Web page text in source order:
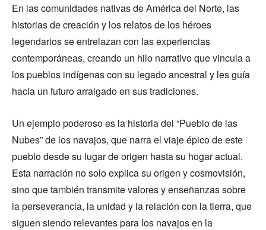
En las comunidades nativas de América del Norte, las
historias de creación y los relatos de los héroes
legendarios se entrelazan con las experiencias
contemporáneas, creando un hilo narrativo que vincula a
los pueblos indígenas con su legado ancestral y les guía
hacia un futuro arraigado en sus tradiciones.
Un ejemplo poderoso es la historia del “Pueblo de las
Nubes” de los navajos, que narra el viaje épico de este
pueblo desde su lugar de origen hasta su hogar actual.
Esta narración no solo explica su origen y cosmovisión,
sino que también transmite valores y enseñanzas sobre
la perseverancia, la unidad y la relación con la tierra, que
siguen siendo relevantes para los navajos en la